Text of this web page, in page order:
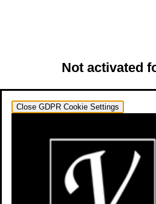
Not activated
Close GDPR Cookie Settings